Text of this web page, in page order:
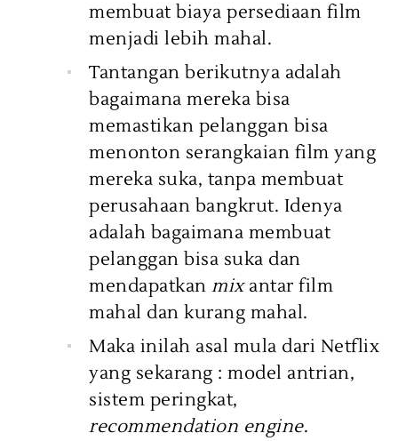
membuat biaya persediaan film
menjadi lebih mahal.
Tantangan berikutnya adalah
bagaimana mereka bisa
memastikan pelanggan bisa
menonton serangkaian film yang
mereka suka, tanpa membuat
perusahaan bangkrut. Idenya
adalah bagaimana membuat
pelanggan bisa suka dan
mendapatkan mixantar film
mahal dan kurang mahal.
Maka inilah asal mula dari Netflix
yang sekarang : model antrian,
sistem peringkat,
recommendation engine.